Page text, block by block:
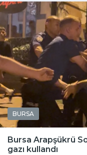
BURSA
Bursa Arapşükrü
gazı kullandı